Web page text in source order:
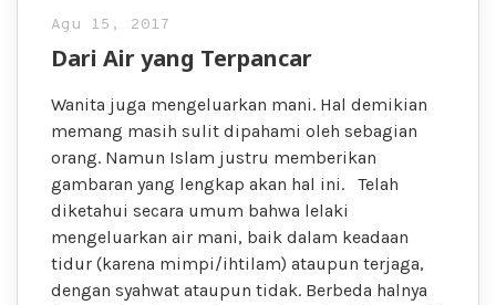
Agu 15, 2017
Dari Air yang Terpancar
Wanita juga mengeluarkan mani. Hal demikian
memang masih sulit dipahami oleh sebagian
orang. Namun Islam justru memberikan
gambaran yang lengkap akan hal ini. Telah
diketahui secara umum bahwa lelaki
mengeluarkan air mani, baik dalam keadaan
tidur (karena mimpi/ihtilam) ataupun terjaga,
dengan syahwat ataupun tidak. Berbeda halnya